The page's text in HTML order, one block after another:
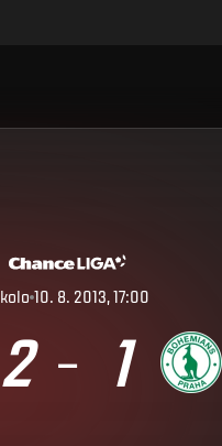
kolo 10. 8. 2013, 17:00
2 – 1